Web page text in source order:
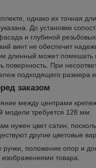
однако их точная
До установки
и глубиной резьбовых
винт не обеспечит
длинный может помешать
поверхность. При
подходящего размера и
заказом
между центрами
модели требуется 128 мм.
нужен цвет сатин,
другие цветовые
положение опор и
товара.